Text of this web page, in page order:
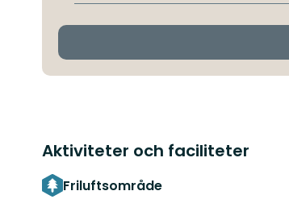
Aktiviteter och faciliteter
Friluftsområde